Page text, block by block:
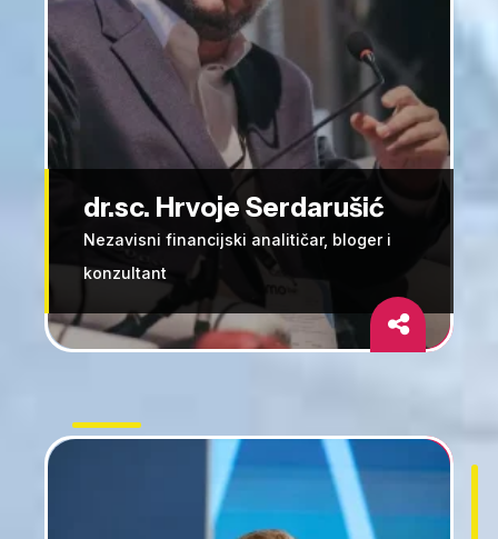
dr.sc. Hrvoje Serdarušić
Nezavisni financijski analitičar, bloger i
konzultant